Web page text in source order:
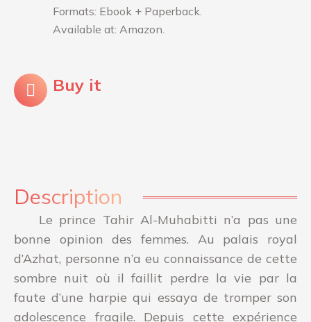
Formats: Ebook + Paperback.
Available at: Amazon.
Buy it
Description
Le prince Tahir Al-Muhabitti n’a pas une
bonne opinion des femmes. Au palais royal
d’Azhat, personne n’a eu connaissance de cette
sombre nuit où il faillit perdre la vie par la
faute d’une harpie qui essaya de tromper son
adolescence fragile. Depuis cette expérience